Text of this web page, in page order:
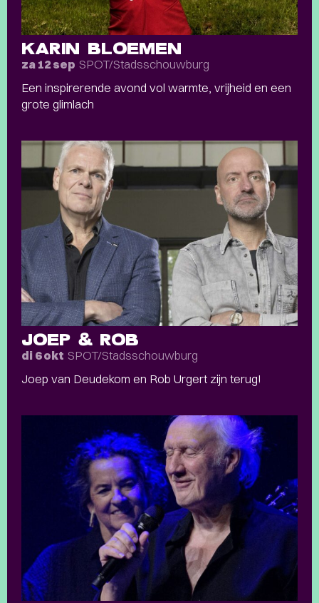
KARIN BLOEMEN
za 12 sep SPOT/Stadsschouwburg
Een inspirerende avond vol warmte, vrijheid en een
grote glimlach
JOEP & ROB
di 6 okt SPOT/Stadsschouwburg
Joep van Deudekom en Rob Urgert zijn terug!